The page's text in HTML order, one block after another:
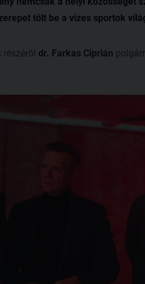
tölt be a vizes sportok
dr. Farkas Ciprián